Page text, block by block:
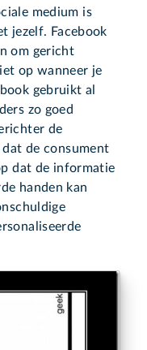
medium is
jezelf. Facebook
om gericht
op wanneer je
gebruikt al
zo goed
de
de consument
dat de informatie
handen kan